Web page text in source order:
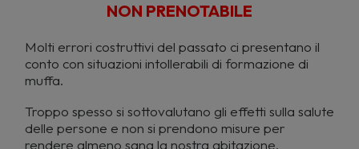
NON PRENOTABILE
Molti errori costruttivi del passato ci presentano il
conto con situazioni intollerabili di formazione di
muffa.
Troppo spesso si sottovalutano gli effetti sulla salute
delle persone e non si prendono misure per
rendere almeno sana la nostra abitazione.